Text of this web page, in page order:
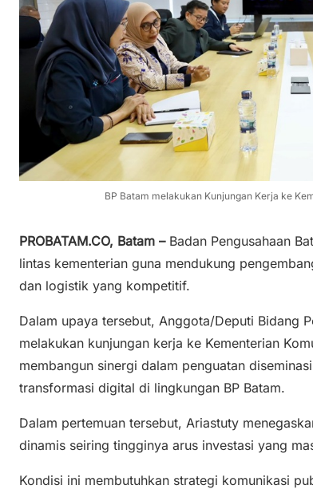
BP Batam melakukan Kunjungan Kerja ke
PROBATAM.CO, Batam –Badan Pengusahaan
lintas kementerian guna mendukung
dan logistik yang kompetitif.
Dalam upaya tersebut, Anggota/Deputi Bidang
melakukan kunjungan kerja ke Kementerian
membangun sinergi dalam penguatan
transformasi digital di lingkungan BP Batam.
Dalam pertemuan tersebut, Ariastuty
dinamis seiring tingginya arus investasi yang
Kondisi ini membutuhkan strategi komunikasi